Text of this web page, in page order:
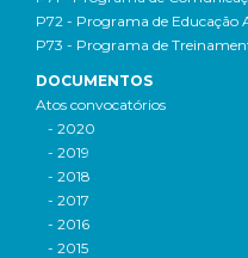
P72 - Programa de Educação
P73 - Programa de
DOCUMENTOS
Atos convocatórios
- 2020
- 2019
- 2018
- 2017
- 2016
- 2015